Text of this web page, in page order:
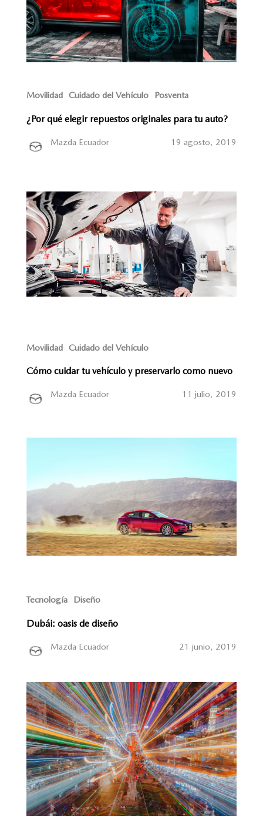
Movilidad Cuidado del Vehículo Posventa
¿Por qué elegir repuestos originales para tu auto?
Mazda Ecuador 19 agosto, 2019
Movilidad Cuidado del Vehículo
Cómo cuidar tu vehículo y preservarlo como nuevo
Mazda Ecuador 11 julio, 2019
Tecnología Diseño
Dubái: oasis de diseño
Mazda Ecuador 21 junio, 2019